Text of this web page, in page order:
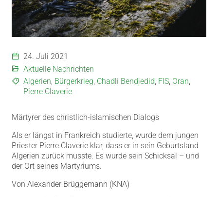
24. Juli 2021
Aktuelle Nachrichten
Algerien, Bürgerkrieg, Chadli Bendjedid, FIS, Oran,
Pierre Claverie
Märtyrer des christlich-islamischen Dialogs
Als er längst in Frankreich studierte, wurde dem jungen
Priester Pierre Claverie klar, dass er in sein Geburtsland
Algerien zurück musste. Es wurde sein Schicksal – und
der Ort seines Martyriums.
Von Alexander Brüggemann (KNA)